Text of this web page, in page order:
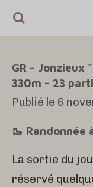
Passer
principal
GR - Jonzieux
330m - 23
Publié le 6
🥾 Randonnée
La sortie du
réservé